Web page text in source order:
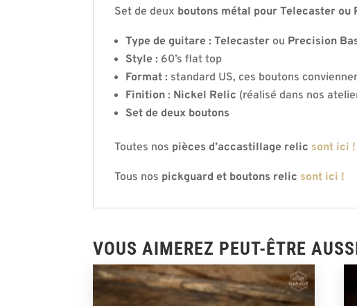
Set de deux boutons métal pour Telecaster
Type de guitare : Telecaster ou Precision
Style : 60’s flat top
Format : standard US, ces boutons
Finition : Nickel Relic (réalisé dans nos
Set de deux boutons
Toutes nos pièces d’accastillage relic sont ici !
Tous nos pickguard et boutons relic sont ici !
VOUS AIMEREZ PEUT-ÊTRE